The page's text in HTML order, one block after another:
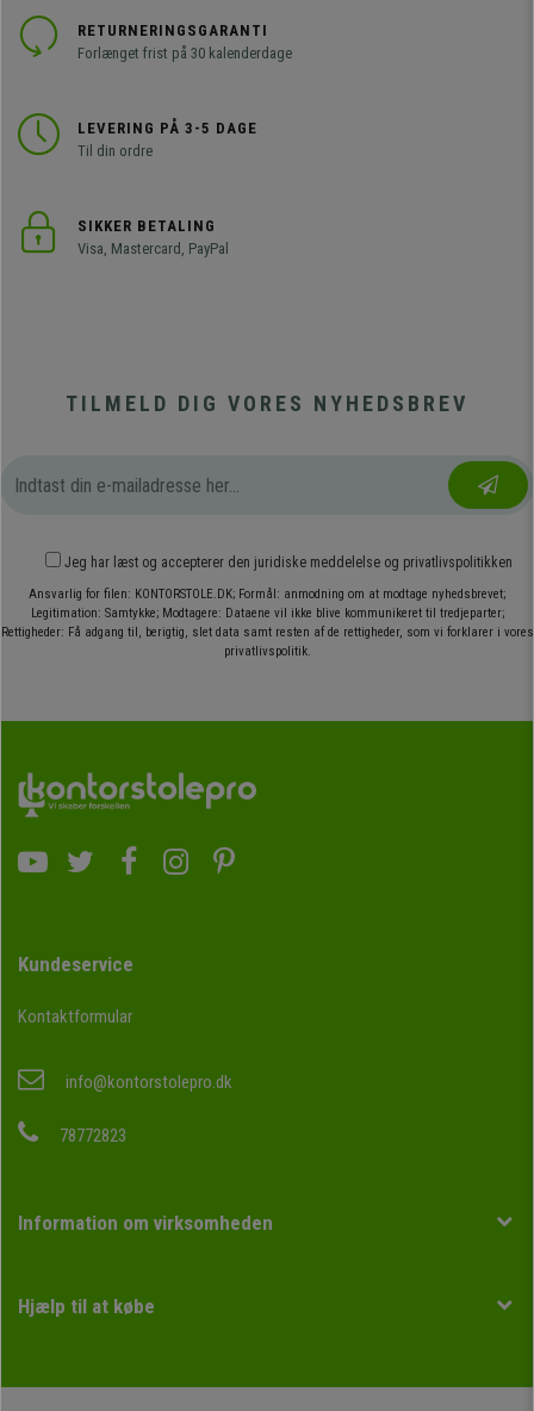
RETURNERINGSGARANTI
Forlænget frist på 30 kalenderdage
LEVERING PÅ 3-5 DAGE
Til din ordre
SIKKER BETALING
Visa, Mastercard, PayPal
TILMELD DIG VORES NYHEDSBREV
Jeg har læst og accepterer den juridiske meddelelse og privatlivspolitikken
Ansvarlig for filen: KONTORSTOLE.DK; Formål: anmodning om at modtage nyhedsbrevet;
Legitimation: Samtykke; Modtagere: Dataene vil ikke blive kommunikeret til tredjeparter;
Rettigheder: Få adgang til, berigtig, slet data samt resten af de rettigheder, som vi forklarer i vores
privatlivspolitik.
Kundeservice
Kontaktformular
info@kontorstolepro.dk
78772823
Information om virksomheden
Hjælp til at købe